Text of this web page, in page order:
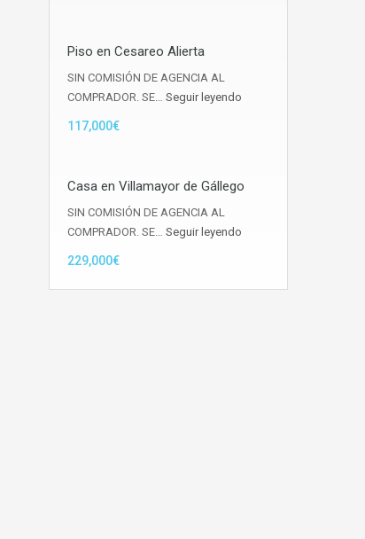
Piso en Cesareo Alierta
SIN COMISIÓN DE AGENCIA AL
COMPRADOR. SE… Seguir leyendo
117,000€
Casa en Villamayor de Gállego
SIN COMISIÓN DE AGENCIA AL
COMPRADOR. SE… Seguir leyendo
229,000€